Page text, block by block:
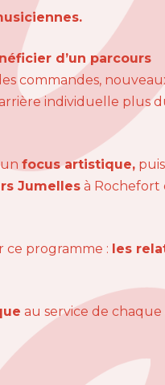
d’un parcours
commandes,
individuelle plus
focus artistique,
Jumelles à Rochefort
ce programme : les
au service de chaque